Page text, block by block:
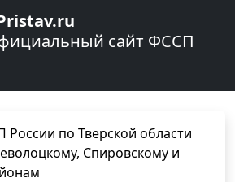
сайт ФССП
России по Тверской области
Спировскому и